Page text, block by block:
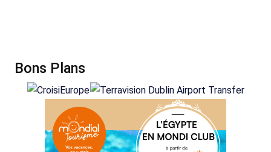
Bons Plans